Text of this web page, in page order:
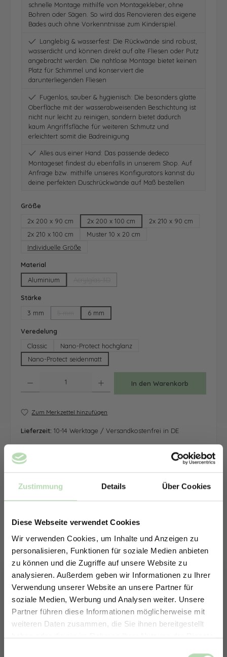
Zustimmung Details Über Cookies
Diese Webseite verwendet Cookies
Wir verwenden Cookies, um Inhalte und Anzeigen zu
personalisieren, Funktionen für soziale Medien anbieten
zu können und die Zugriffe auf unsere Website zu
analysieren. Außerdem geben wir Informationen zu Ihrer
Verwendung unserer Website an unsere Partner für
soziale Medien, Werbung und Analysen weiter. Unsere
Partner führen diese Informationen möglicherweise mit
weiteren Daten zusammen, die Sie ihnen bereitgestellt
haben oder die sie im Rahmen Ihrer Nutzung der Dienste
schnelle Montage mithilfe von Montagekleber, ohne
Bohren oder Sägen. So wird das Renovieren des eigene
Bades auch ohne Vorkenntnisse zum Kinderspiel.
Langlebig & wasserfest: Die Rückwände sind robust,
wasserdicht und können direkt auf alte Fliesen oder Putz
angebracht werden. Die nahtlose Montage bietet keinen
Platz für Schimmel und konserviert die
darunterliegenden Fliesen
Fugenlos, sauber & hygienisch: Die besonders glatte
Oberfläche mit der wasserabweisenden Beschichtung ist
nicht nur leicht zu reinigen, sondern bietet dadurch
kaum Angriffsfläche für weiteren Schmutz und
erleichtert somit die Badreinigung
Alles aus einer Hand: Das passende dedeco
Montageset findest du ebenfalls in unserem Shop. Auf
Anfrage bzw. mithilfe unseres Konfigurators kannst du
deine perfekten Duschrückwände auf Maß bestellen
Größe
2x 200 x 90 cm
2x 200 x 100 cm
2x 210 x 90 cm
2x 210 x 100 cm
Muster 10 x 20 cm
Individuelle Größe
Material
Aluminium
Stärke
3 mm
(Diese Option ist zurzeit nicht verfügbar.)
6 mm
Veredelung
Classic
Nano-Protect hochglanz
Nano-Protect seidenmatt
In den Warenkorb
Zum Merkzettel hinzufügen
Lieferzeit: 10-14 Werktage / Versandkostenfrei in DE
ERHALTE 5% RABATT AUF
DEINE RÜCKWÄNDE